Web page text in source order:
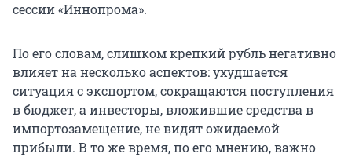
сессии «Иннопрома».
По его словам, слишком крепкий рубль негативно
влияет на несколько аспектов: ухудшается
ситуация с экспортом, сокращаются поступления
в бюджет, а инвесторы, вложившие средства в
импортозамещение, не видят ожидаемой
прибыли. В то же время, по его мнению, важно